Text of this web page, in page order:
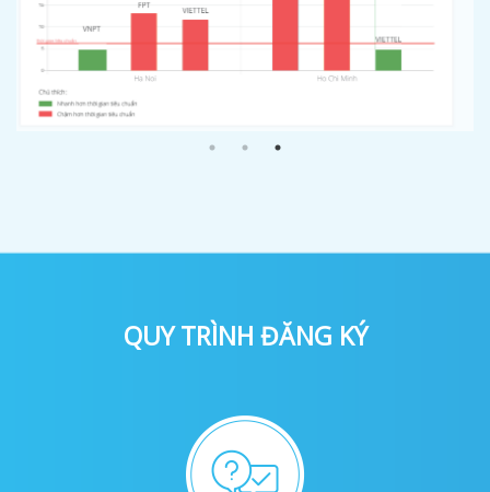
QUY TRÌNH ĐĂNG KÝ